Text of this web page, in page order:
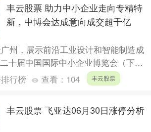
丰云股票 助力中小企业走向专精特
新，中博会达成意向成交超千亿
州，展示前沿工业设计和智能制造成
十届中国国际中小企业博览会（下称
。本届中博会展览面积约8万平方
行榜 查看： 104 丰云股票
丰云股票 飞亚达06月30日涨停分析